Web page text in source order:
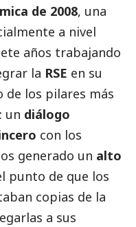
de 2008, una
a nivel
años trabajando
la RSE en su
de los pilares más
un diálogo
con los
generado un alto
punto de que los
copias de la
a sus